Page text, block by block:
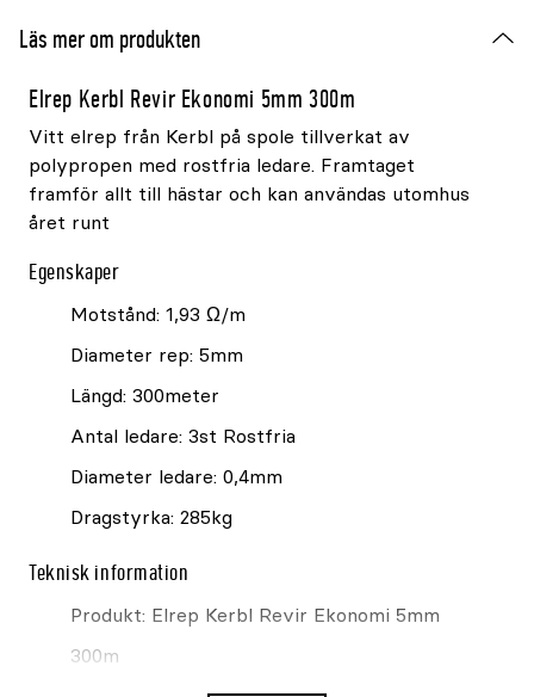
Läs mer om produkten
Elrep Kerbl Revir Ekonomi 5mm 300m
Vitt elrep från Kerbl på spole tillverkat av
polypropen med rostfria ledare. Framtaget
framför allt till hästar och kan användas utomhus
året runt
Egenskaper
Motstånd: 1,93 Ω/m
Diameter rep: 5mm
Längd: 300meter
Antal ledare: 3st Rostfria
Diameter ledare: 0,4mm
Dragstyrka: 285kg
Teknisk information
Produkt: Elrep Kerbl Revir Ekonomi 5mm
300m